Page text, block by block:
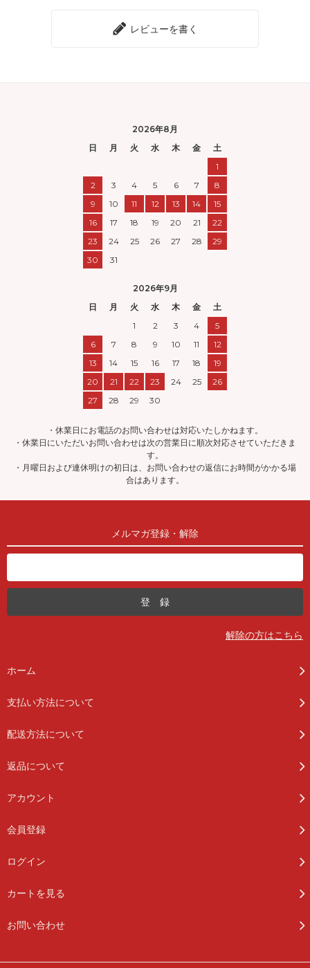
レビューを書く
2026年8月
日
月 火 水 木 金
土
1
2
3 4 5 6 7
8
9
10 11 12 13 14
15
16
17 18 19 20 21
22
23
24 25 26 27 28
29
30
31
2026年9月
日
月 火 水 木 金
土
1
2 3 4
5
6
7 8 9 10 11
12
13
14 15 16 17 18
19
20
21 22 23 24 25
26
27
28 29 30
・休業日にお電話のお問い合わせは対応いたしかねます。
・休業日にいただいお問い合わせは次の営業日に順次対応させていただきま
す。
・月曜日および連休明けの初日は、お問い合わせの返信にお時間がかかる場
合はあります。
メルマガ登録・解除
解除の方はこちら
ホーム
支払い方法について
配送方法について
返品について
アカウント
会員登録
ログイン
カートを見る
お問い合わせ